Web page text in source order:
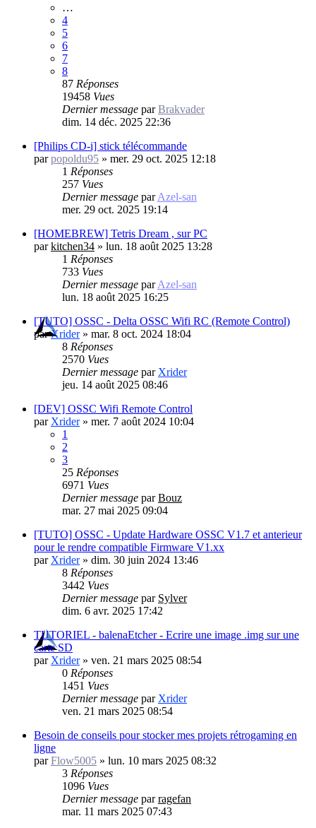
…
4
5
6
7
8
87 Réponses
19458 Vues
Dernier message parBrakvader
dim. 14 déc. 2025 22:36
[Philips CD-i] stick télécommande
parpopoldu95 » mer. 29 oct. 2025 12:18
1 Réponses
257 Vues
Dernier message parAzel-san
mer. 29 oct. 2025 19:14
[HOMEBREW] Tetris Dream , sur PC
parkitchen34 » lun. 18 août 2025 13:28
1 Réponses
733 Vues
Dernier message parAzel-san
lun. 18 août 2025 16:25
[TUTO] OSSC - Delta OSSC Wifi RC (Remote Control)
parXrider» mar. 8 oct. 2024 18:04
8 Réponses
2570 Vues
Dernier message par Xrider
jeu. 14 août 2025 08:46
[DEV] OSSC Wifi Remote Control
par Xrider» mer. 7 août 2024 10:04
1
2
3
25 Réponses
6971 Vues
Dernier message parBouz
mar. 27 mai 2025 09:04
[TUTO] OSSC - Update Hardware OSSC V1.7 et anterieur
pour le rendre compatible Firmware V1.xx
par Xrider» dim. 30 juin 2024 13:46
8 Réponses
3442 Vues
Dernier message par Sylver
dim. 6 avr. 2025 17:42
TUTORIEL - balenaEtcher - Ecrire une image .img sur une
carte SD
par Xrider» ven. 21 mars 2025 08:54
0 Réponses
1451 Vues
Dernier message par Xrider
ven. 21 mars 2025 08:54
Besoin de conseils pour stocker mes projets rétrogaming en
ligne
parFlow5005 » lun. 10 mars 2025 08:32
3 Réponses
1096 Vues
Dernier message parragefan
mar. 11 mars 2025 07:43